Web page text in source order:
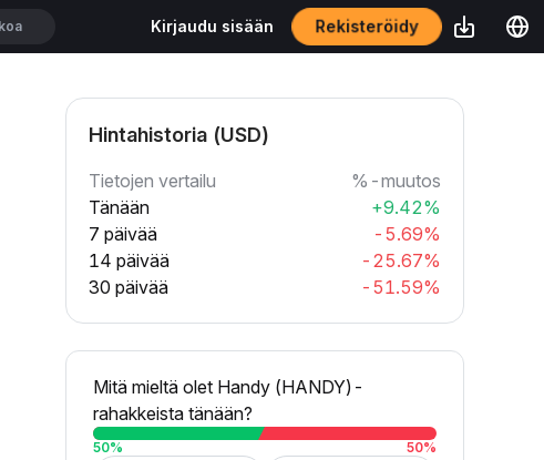
Kirjaudu sisään Rekisteröidy
Hintahistoria (USD)
Tietojen vertailu
%-muutos
Tänään
+9.42%
7 päivää
-5.69%
14 päivää
-25.67%
30 päivää
-51.59%
Mitä mieltä olet Handy (HANDY)-
rahakkeista tänään?
50% 50%